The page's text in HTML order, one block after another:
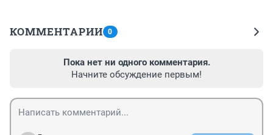
КОММЕНТАРИИ 0
Пока нет ни одного комментария.
Начните обсуждение первым!